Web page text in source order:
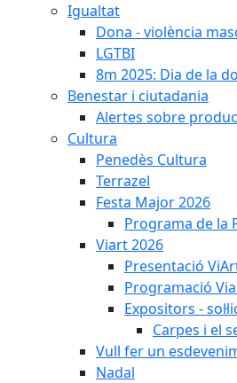
Igualtat
Dona - violència
LGTBI
8m 2025: Dia de la
Benestar i ciutadania
Alertes sobre
Cultura
Penedès Cultura
Terrazel
Festa Major 2026
Programa de la
Viart 2026
Presentació
Programació
Expositors -
Carpes i el
Vull fer un
Nadal